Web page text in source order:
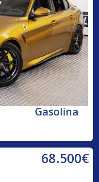
Gasolina
68.500€